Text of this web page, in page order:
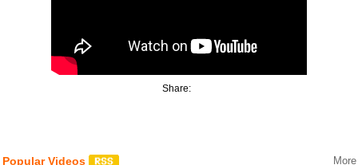
Share:
Popular Videos More